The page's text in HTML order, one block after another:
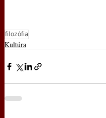
filozófia
Kultúra